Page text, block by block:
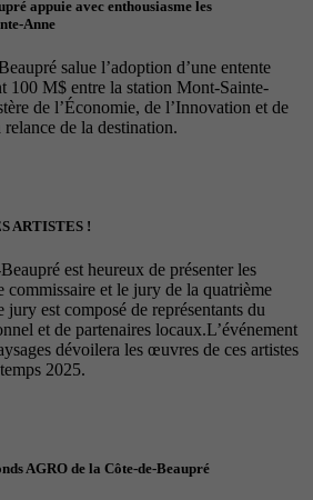
appuie avec enthousiasme les
Anne
salue l’adoption d’une entente
100 M$ entre la station Mont-Sainte-
de l’Économie, de l’Innovation et de
de la destination.
ARTISTES !
est heureux de présenter les
commissaire et le jury de la quatrième
est composé de représentants du
et de partenaires locaux.L’événement
dévoilera les œuvres de ces artistes
2025.
AGRO de la Côte-de-Beaupré